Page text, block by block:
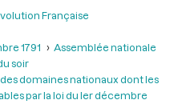
Française
1791
Assemblée nationale
soir
domaines nationaux dont les
par la loi du ler décembre